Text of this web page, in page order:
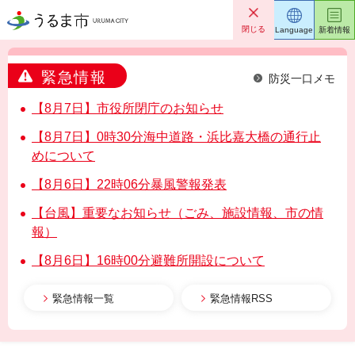
うるま市 閉じる
緊急情報 防災一口メモ
【8月7日】市役所閉庁のお知らせ
【8月7日】0時30分海中道路・浜比嘉大橋の通行止
めについて
【8月6日】22時06分暴風警報発表
【台風】重要なお知らせ（ごみ、施設情報、市の情
報）
【8月6日】16時00分避難所開設について
緊急情報一覧 緊急情報RSS
Language 新着情報